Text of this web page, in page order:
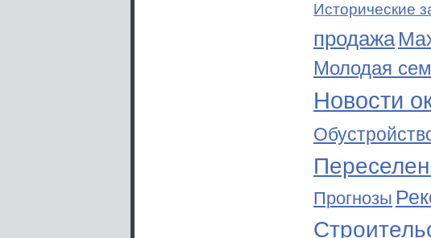
Исторические
продажа
Молодая
Новости
Прогнозы